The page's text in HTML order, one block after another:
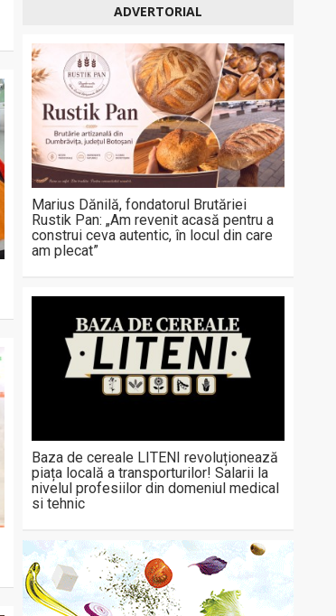
ADVERTORIAL
Marius Dănilă, fondatorul Brutăriei
Rustik Pan: „Am revenit acasă pentru a
construi ceva autentic, în locul din care
am plecat”
Baza de cereale LITENI revoluționează
piața locală a transporturilor! Salarii la
nivelul profesiilor din domeniul medical
si tehnic